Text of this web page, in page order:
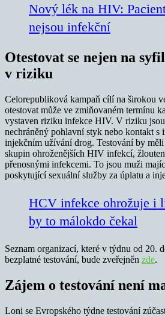
Nový lék na HIV:
nejsou infekční
Otestovat se nejen na
v riziku
Celorepubliková kampaň cílí na širokou
otestovat může ve zmiňovaném termínu
vystaven riziku infekce HIV. V riziku
nechráněný pohlavní styk nebo kontakt
injekčním užívání drog. Testování by
skupin ohroženějších HIV infekcí,
přenosnými infekcemi. To jsou muži
poskytující sexuální služby za úplatu a
HCV infekce ohrožuje i
by to málokdo čekal
Seznam organizací, které v týdnu od 20.
bezplatné testování, bude zveřejněn zde.
Zájem o testování není
Loni se Evropského týdne testování